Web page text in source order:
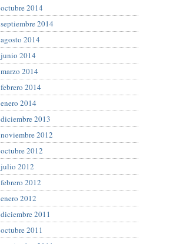
octubre 2014
septiembre 2014
agosto 2014
junio 2014
marzo 2014
febrero 2014
enero 2014
diciembre 2013
noviembre 2012
octubre 2012
julio 2012
febrero 2012
enero 2012
diciembre 2011
octubre 2011